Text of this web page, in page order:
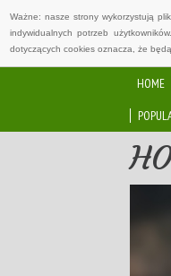
Ważne: nasze strony wykorzystują
indywidualnych potrzeb
dotyczących cookies oznacza, że
HOME